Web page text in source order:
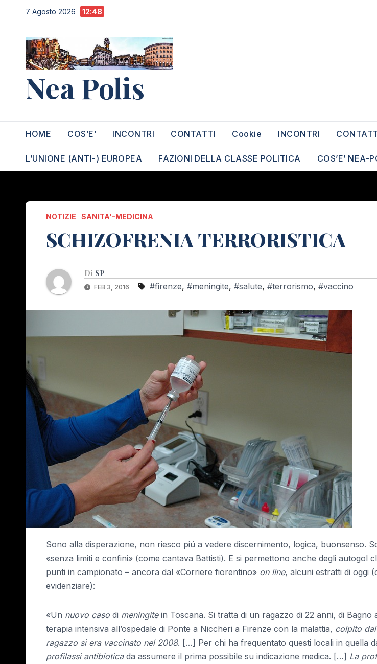
al
contenuto
7 Agosto 2026 12:48
Nea Polis
HOME COS’E’ INCONTRI CONTATTI Cookie INCONTRI
L’UNIONE (ANTI-) EUROPEA FAZIONI DELLA CLASSE POLITICA COS’E’ NEA-
NOTIZIE SANITA'-MEDICINA
SCHIZOFRENIA TERRORISTICA
Di SP
FEB 3, 2016 #firenze, #meningite, #salute, #terrorismo, #vaccino
Sono alla disperazione, non riesco piú a vedere discernimento, logica, buonsenso.
«senza limiti e confini» (come cantava Battisti). E si permettono anche degli autogol
punti in campionato – ancora dal «Corriere fiorentino» on line, alcuni estratti di oggi
evidenziare):
«Un nuovo caso di meningitein Toscana. Si tratta di un ragazzo di 22 anni, di Bagno
terapia intensiva all’ospedale di Ponte a Niccheri a Firenze con la malattia, colpito
ragazzo si era vaccinato nel 2008. […] Per chi ha frequentato questi locali in quella
profilassi antibioticada assumere il prima possibile su indicazione medica. […] La